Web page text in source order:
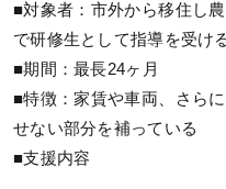
■対象者：市外から移住し
で研修生として指導を受け
■期間：最長24ヶ月
■特徴：家賃や車両、さら
せない部分を補っている
■支援内容